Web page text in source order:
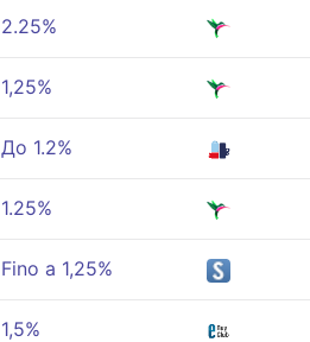
2.25%
1,25%
До 1.2%
1.25%
Fino a 1,25%
1,5%